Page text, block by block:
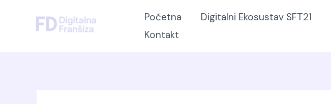
Početna Digitalni Ekosustav SFT21
Kontakt